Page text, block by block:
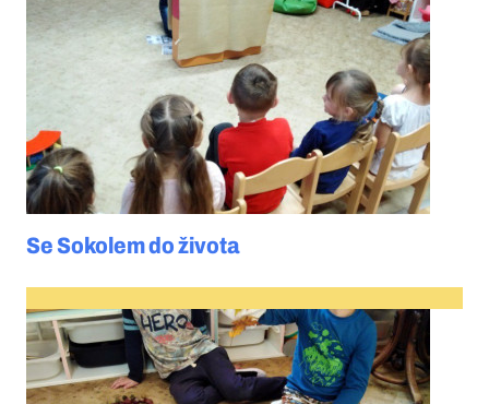
Se Sokolem do života